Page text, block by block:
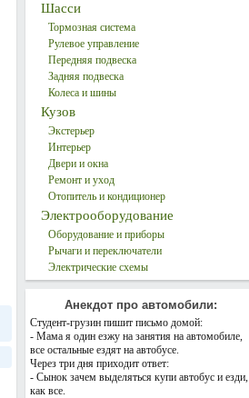
Шасси
Тормозная система
Рулевое управление
Передняя подвеска
Задняя подвеска
Колеса и шины
Кузов
Экстерьер
Интерьер
Двери и окна
Ремонт и уход
Отопитель и кондиционер
Электрооборудование
Оборудование и приборы
Рычаги и переключатели
Электрические схемы
Анекдот про автомобили:
Студент-грузин пишит письмо домой:
- Мама я один езжу на занятия на автомобиле,
все остальные ездят на автобусе.
Через три дня приходит ответ:
- Сынок зачем выделяться купи автобус и езди,
как все.